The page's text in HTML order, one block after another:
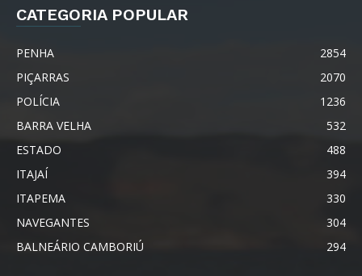
CATEGORIA POPULAR
PENHA
2854
PIÇARRAS
2070
POLÍCIA
1236
BARRA VELHA
532
ESTADO
488
ITAJAÍ
394
ITAPEMA
330
NAVEGANTES
304
BALNEÁRIO CAMBORIÚ
294